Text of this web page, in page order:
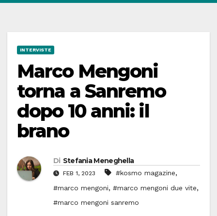
INTERVISTE
Marco Mengoni
torna a Sanremo
dopo 10 anni: il
brano
Di Stefania Meneghella
FEB 1, 2023 #kosmo magazine,
#marco mengoni, #marco mengoni due vite,
#marco mengoni sanremo